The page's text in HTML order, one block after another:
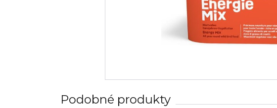
Podobné produkty